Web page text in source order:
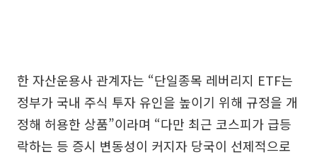
한 자산운용사 관계자는 “단일종목 레버리지 ETF는
정부가 국내 주식 투자 유인을 높이기 위해 규정을 개
정해 허용한 상품”이라며 “다만 최근 코스피가 급등
락하는 등 증시 변동성이 커지자 당국이 선제적으로